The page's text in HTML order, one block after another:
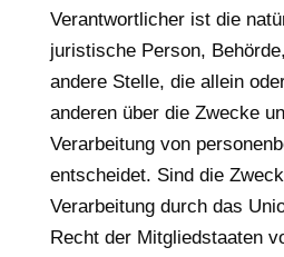
Verantwortlicher ist die
juristische Person,
andere Stelle, die allein
anderen über die Zwecke
Verarbeitung von
entscheidet. Sind die
Verarbeitung durch das
Recht der Mitgliedstaaten